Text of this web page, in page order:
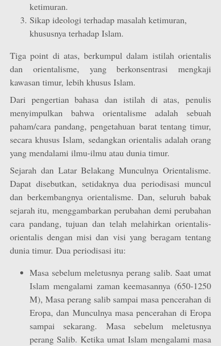
ketimuran.
Sikap ideologi terhadap masalah ketimuran,
khususnya terhadap Islam.
Tiga point di atas, berkumpul dalam istilah orientalis
dan orientalisme, yang berkonsentrasi mengkaji
kawasan timur, lebih khusus Islam.
Dari pengertian bahasa dan istilah di atas, penulis
menyimpulkan bahwa orientalisme adalah sebuah
paham/cara pandang, pengetahuan barat tentang timur,
secara khusus Islam, sedangkan orientalis adalah orang
yang mendalami ilmu-ilmu atau dunia timur.
Sejarah dan Latar Belakang Munculnya Orientalisme.
Dapat disebutkan, setidaknya dua periodisasi muncul
dan berkembangnya orientalisme. Dan, seluruh babak
sejarah itu, menggambarkan perubahan demi perubahan
cara pandang, tujuan dan telah melahirkan orientalis-
orientalis dengan misi dan visi yang beragam tentang
dunia timur. Dua periodisasi itu:
Masa sebelum meletusnya perang salib. Saat umat
Islam mengalami zaman keemasannya (650-1250
M), Masa perang salib sampai masa pencerahan di
Eropa, dan Munculnya masa pencerahan di Eropa
sampai sekarang. Masa sebelum meletusnya
perang Salib. Ketika umat Islam mengalami masa